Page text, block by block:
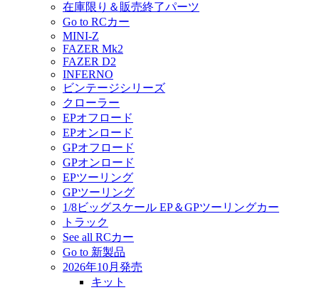
在庫限り＆販売終了パーツ
Go to RCカー
MINI-Z
FAZER Mk2
FAZER D2
INFERNO
ビンテージシリーズ
クローラー
EPオフロード
EPオンロード
GPオフロード
GPオンロード
EPツーリング
GPツーリング
1/8ビッグスケール EP＆GPツーリングカー
トラック
See all RCカー
Go to 新製品
2026年10月発売
キット